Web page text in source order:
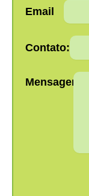
Email
Contato:
Mensagem: